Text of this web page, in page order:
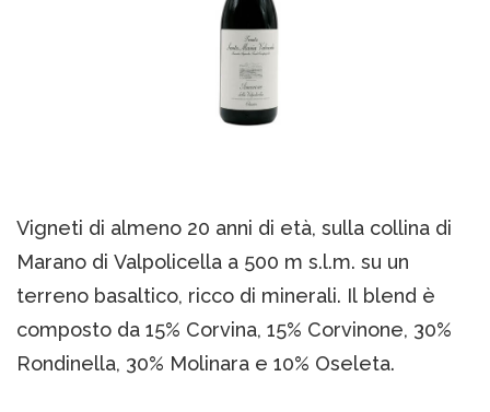
Vigneti di almeno 20 anni di età, sulla collina di
Marano di Valpolicella a 500 m s.l.m. su un
terreno basaltico, ricco di minerali. Il blend è
composto da 15% Corvina, 15% Corvinone, 30%
Rondinella, 30% Molinara e 10% Oseleta.